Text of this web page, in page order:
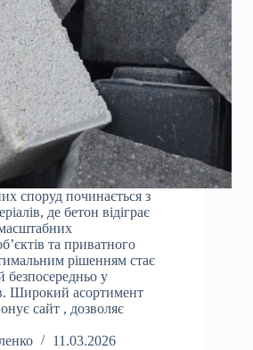
споруд починається з
де бетон відіграє
та приватного
рішенням стає
безпосередньо у
Широкий асортимент
сайт , дозволяє
11.03.2026